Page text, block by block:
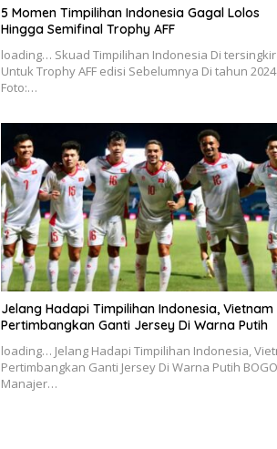
5 Momen Timpilihan Indonesia Gagal Lolos
Hingga Semifinal Trophy AFF
loading… Skuad Timpilihan Indonesia Di tersingkir
Untuk Trophy AFF edisi Sebelumnya Di tahun 2024.
Foto:…
Jelang Hadapi Timpilihan Indonesia, Vietnam
Pertimbangkan Ganti Jersey Di Warna Putih
loading… Jelang Hadapi Timpilihan Indonesia,
Pertimbangkan Ganti Jersey Di Warna Putih
Manajer…